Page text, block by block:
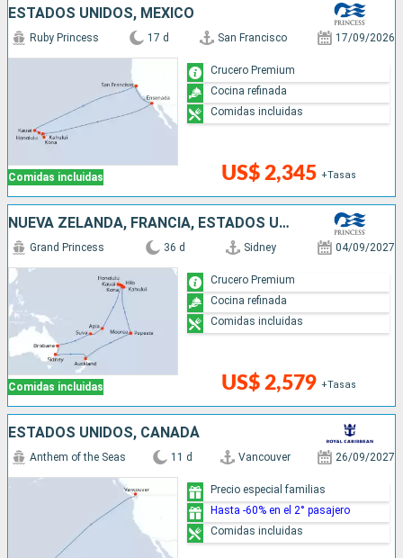
ESTADOS UNIDOS, MÉXICO
Comidas incluidas
Ruby Princess 17 d San Francisco 17/09/2026
US$ 2,345 +Tasas
Crucero Premium
Cocina refinada
Comidas incluidas
NUEVA ZELANDA, FRANCIA, ESTADOS UNIDOS, SAMOA, FIDJI (ISLAS), AUSTRALIA
Comidas incluidas
Grand Princess 36 d Sidney 04/09/2027
US$ 2,579 +Tasas
Crucero Premium
Cocina refinada
Comidas incluidas
ESTADOS UNIDOS, CANADÁ
Anthem of the Seas 11 d Vancouver 26/09/2027
Precio especial familias
Hasta -60% en el 2° pasajero
Comidas incluidas